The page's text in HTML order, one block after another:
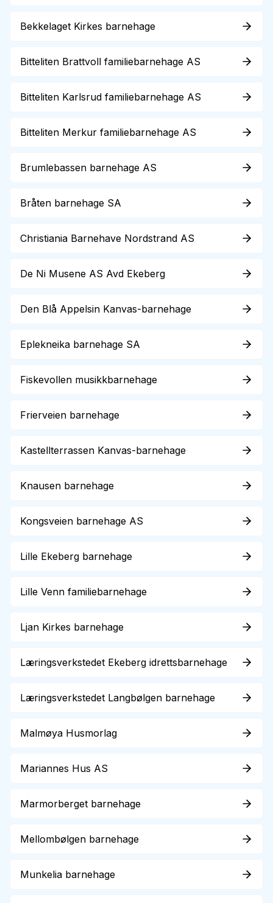
Bekkelaget Kirkes barnehage
Bitteliten Brattvoll familiebarnehage AS
Bitteliten Karlsrud familiebarnehage AS
Bitteliten Merkur familiebarnehage AS
Brumlebassen barnehage AS
Bråten barnehage SA
Christiania Barnehave Nordstrand AS
De Ni Musene AS Avd Ekeberg
Den Blå Appelsin Kanvas-barnehage
Eplekneika barnehage SA
Fiskevollen musikkbarnehage
Frierveien barnehage
Kastellterrassen Kanvas-barnehage
Knausen barnehage
Kongsveien barnehage AS
Lille Ekeberg barnehage
Lille Venn familiebarnehage
Ljan Kirkes barnehage
Læringsverkstedet Ekeberg idrettsbarnehage
Læringsverkstedet Langbølgen barnehage
Malmøya Husmorlag
Mariannes Hus AS
Marmorberget barnehage
Mellombølgen barnehage
Munkelia barnehage